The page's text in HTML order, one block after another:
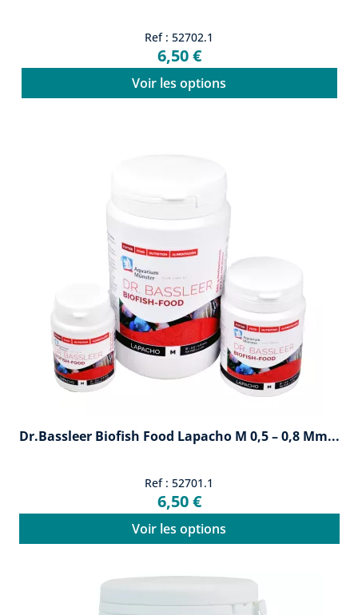
Ref : 52702.1
6,50 €
Voir les options
Dr.Bassleer Biofish Food Lapacho M 0,5 – 0,8 Mm...
Ref : 52701.1
6,50 €
Voir les options